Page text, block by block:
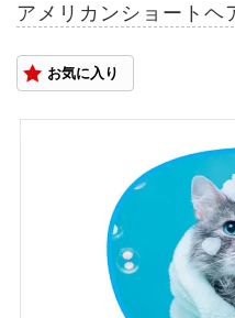
アメリカンショートヘ
お気に入り